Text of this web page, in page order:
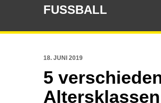
FUSSBALL
18. JUNI 2019
5
Altersklassen